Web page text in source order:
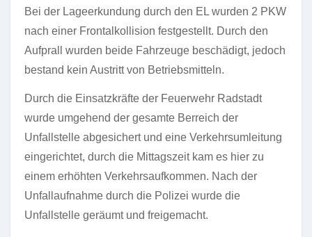
Bei der Lageerkundung durch den EL wurden 2 PKW
nach einer Frontalkollision festgestellt. Durch den
Aufprall wurden beide Fahrzeuge beschädigt, jedoch
bestand kein Austritt von Betriebsmitteln.
Durch die Einsatzkräfte der Feuerwehr Radstadt
wurde umgehend der gesamte Berreich der
Unfallstelle abgesichert und eine Verkehrsumleitung
eingerichtet, durch die Mittagszeit kam es hier zu
einem erhöhten Verkehrsaufkommen. Nach der
Unfallaufnahme durch die Polizei wurde die
Unfallstelle geräumt und freigemacht.